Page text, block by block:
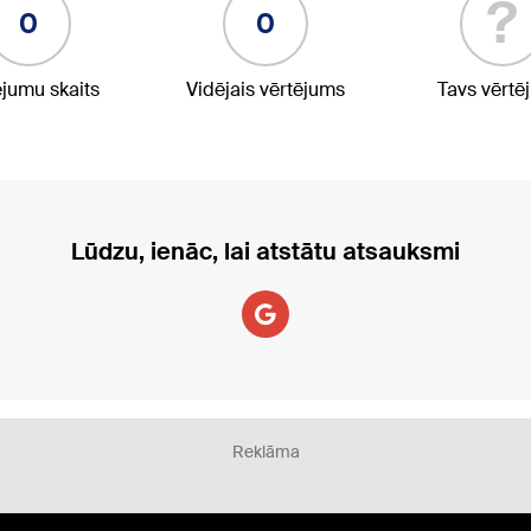
0
skaits
0
Vidējais vērtējums
?
Tavs
Lūdzu, ienāc, lai atstātu atsauksmi
Reklāma